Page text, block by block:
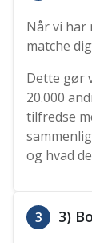
Når vi har
matche
Dette gør
20.000
tilfredse
og hvad
3 3)